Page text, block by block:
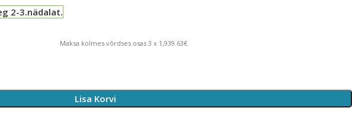
2-3.nädalat.
Maksa kolmes võrdses osas 3 x 1,939.63€
Lisa Korvi